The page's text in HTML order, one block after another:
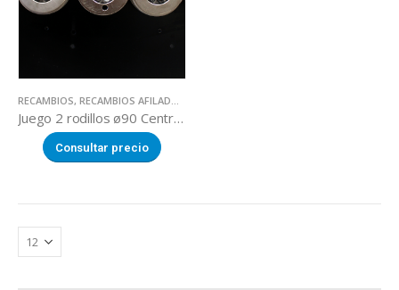
RECAMBIOS, RECAMBIOS AFILADORAS
Juego 2 rodillos ø90 Centro Afilado DUALTECH
Consultar precio